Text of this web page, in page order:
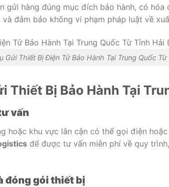
gửi hàng đúng mục đích bảo hành, có hóa
và đảm bảo không vi phạm pháp luật về
Gửi Thiết Bị Điện Tử Bảo Hành Tại Trung Quốc
Thiết Bị Bảo Hành Tại
vấn
hoặc khu vực lân cận có thể gọi điện hoặc
để được tư vấn miễn phí về quy trình,
đóng gói thiết bị